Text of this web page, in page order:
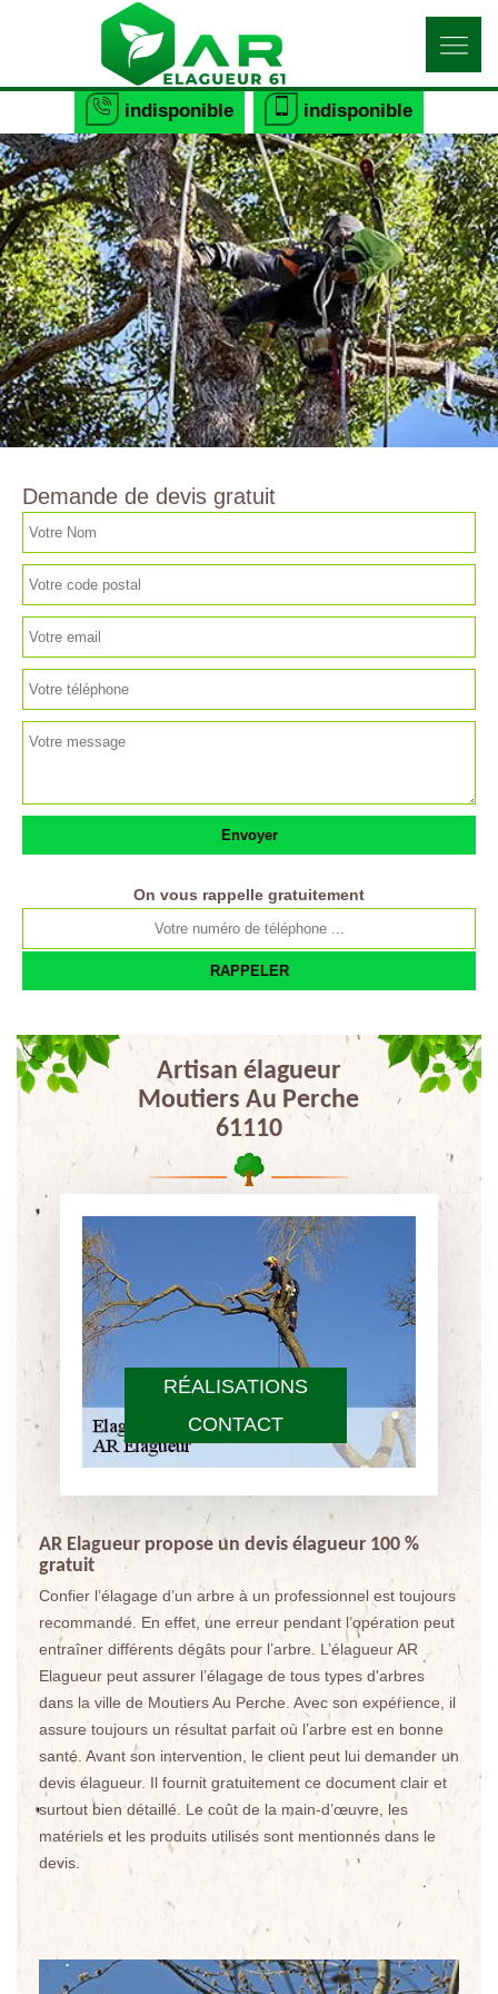
indisponible indisponible
RÉALISATIONS
CONTACT
Demande de devis gratuit
On vous rappelle gratuitement
Artisan élagueur
Moutiers Au Perche
61110
AR Elagueur propose un devis élagueur 100 %
gratuit
Confier l’élagage d’un arbre à un professionnel est toujours
recommandé. En effet, une erreur pendant l’opération peut
entraîner différents dégâts pour l’arbre. L’élagueur AR
Elagueur peut assurer l’élagage de tous types d'arbres
dans la ville de Moutiers Au Perche. Avec son expérience, il
assure toujours un résultat parfait où l’arbre est en bonne
santé. Avant son intervention, le client peut lui demander un
devis élagueur. Il fournit gratuitement ce document clair et
surtout bien détaillé. Le coût de la main-d’œuvre, les
matériels et les produits utilisés sont mentionnés dans le
devis.